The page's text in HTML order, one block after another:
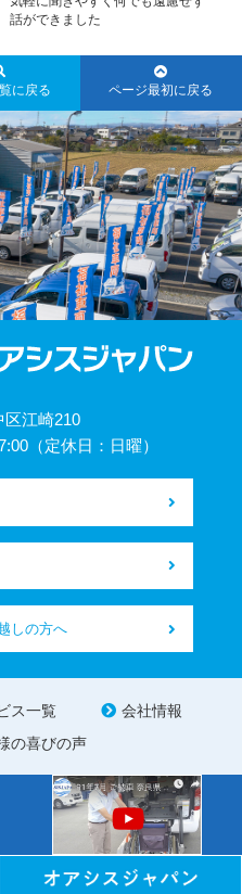
話ができました
に戻る ページ最初に戻る
区江崎210
（定休日：日曜）
しの方へ
ス一覧
会社情報
の喜びの声